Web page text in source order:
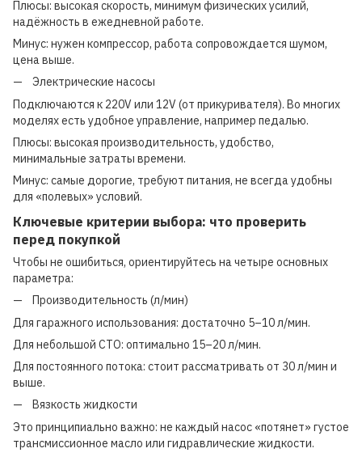
Плюсы: высокая скорость, минимум физических усилий,
надёжность в ежедневной работе.
Минус: нужен компрессор, работа сопровождается шумом,
цена выше.
Электрические насосы
Подключаются к 220V или 12V (от прикуривателя). Во многих
моделях есть удобное управление, например педалью.
Плюсы: высокая производительность, удобство,
минимальные затраты времени.
Минус: самые дорогие, требуют питания, не всегда удобны
для «полевых» условий.
Ключевые критерии выбора: что проверить
перед покупкой
Чтобы не ошибиться, ориентируйтесь на четыре основных
параметра:
Производительность (л/мин)
Для гаражного использования: достаточно 5–10 л/мин.
Для небольшой СТО: оптимально 15–20 л/мин.
Для постоянного потока: стоит рассматривать от 30 л/мин и
выше.
Вязкость жидкости
Это принципиально важно: не каждый насос «потянет» густое
трансмиссионное масло или гидравлические жидкости.